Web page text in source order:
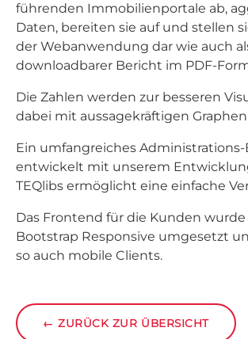
führenden Immobilienportale ab,
Daten, bereiten sie auf und stellen
der Webanwendung dar wie auch
downloadbarer Bericht im PDF-
Die Zahlen werden zur besseren
dabei mit aussagekräftigen
Ein umfangreiches Administrations-
entwickelt mit unserem
TEQlibs ermöglicht eine einfache
Das Frontend für die Kunden
Bootstrap Responsive umgesetzt
so auch mobile Clients.
←ZURÜCK ZUR ÜBERSICHT